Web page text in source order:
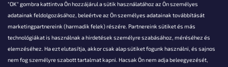
"OK" gombra kattintva Ön hozzájárul a sütik használatához az Ön személyes
adatainak feldolgozásához, beleértve az Ön személyes adatainak továbbítását
marketingpartnereink (harmadik felek) részére. Partnereink sütiket és más
technológiákat is használnak a hirdetések személyre szabásához, méréséhez és
elemzéséhez. Ha ezt elutasítja, akkor csak alap sütiket fogunk használni, és sajnos
nem fog személyre szabott tartalmat kapni. Hacsak Ön nem adja beleegyezését,